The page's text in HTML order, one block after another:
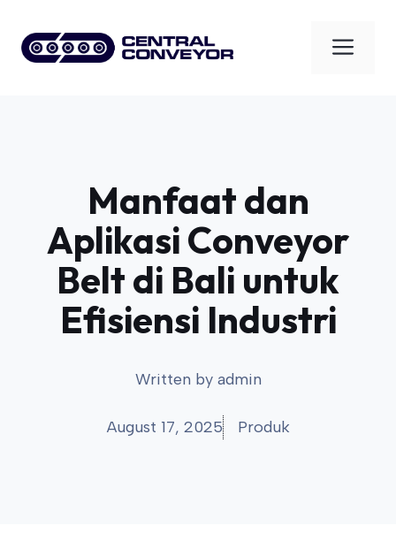
content
Manfaat dan
Aplikasi Conveyor
Belt di Bali untuk
Efisiensi Industri
Written by admin
August 17, 2025 Produk